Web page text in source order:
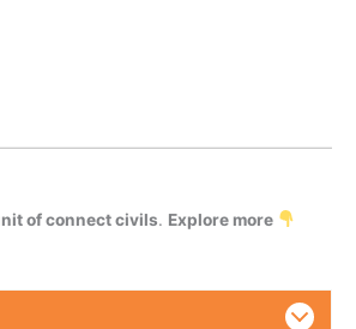
of connect civils. Explore more